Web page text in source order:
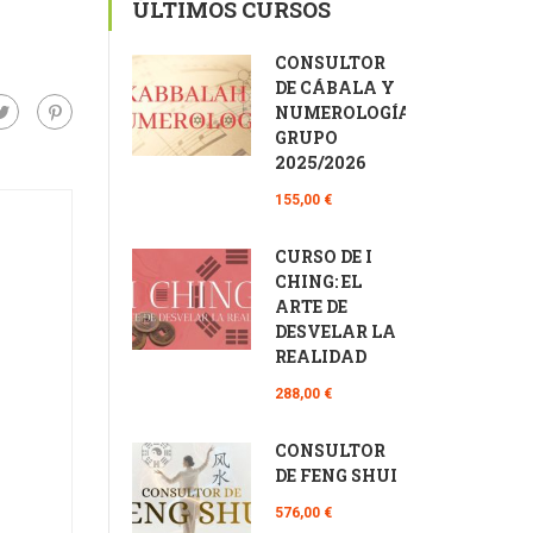
ÚLTIMOS CURSOS
CONSULTOR
DE CÁBALA Y
NUMEROLOGÍA
GRUPO
2025/2026
155,00 €
CURSO DE I
CHING: EL
ARTE DE
DESVELAR LA
REALIDAD
288,00 €
CONSULTOR
DE FENG SHUI
576,00 €